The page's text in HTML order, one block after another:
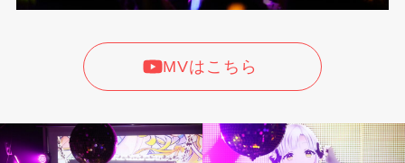
MVはこちら